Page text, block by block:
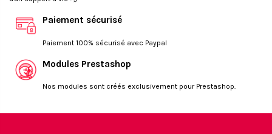
Paiement sécurisé
Paiement 100% sécurisé avec Paypal
Modules Prestashop
Nos modules sont créés exclusivement pour Prestashop.